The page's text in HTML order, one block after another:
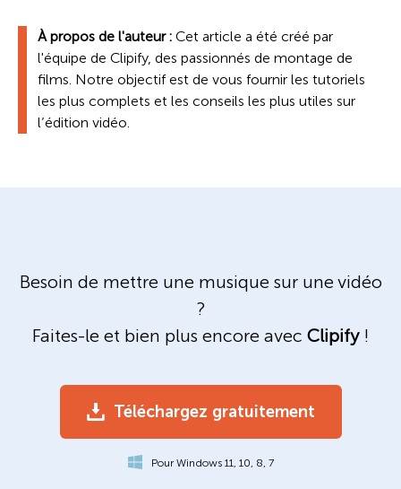
À propos de l'auteur : Cet article a été créé par
l'équipe de Clipify, des passionnés de montage de
films. Notre objectif est de vous fournir les tutoriels
les plus complets et les conseils les plus utiles sur
l’édition vidéo.
Besoin de mettre une musique sur une vidéo
?
Faites-le et bien plus encore avec Clipify !
Téléchargez gratuitement
Pour Windows 11, 10, 8, 7